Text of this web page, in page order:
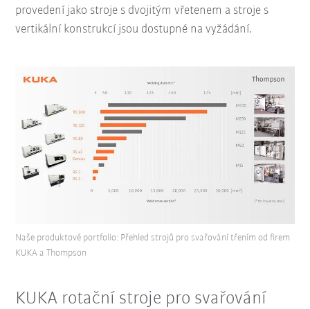
provedení jako stroje s dvojitým vřetenem a stroje s
vertikální konstrukcí jsou dostupné na vyžádání.
Naše produktové portfolio: Přehled strojů pro svařování třením od firem
KUKA a Thompson
KUKA rotační stroje pro svařování